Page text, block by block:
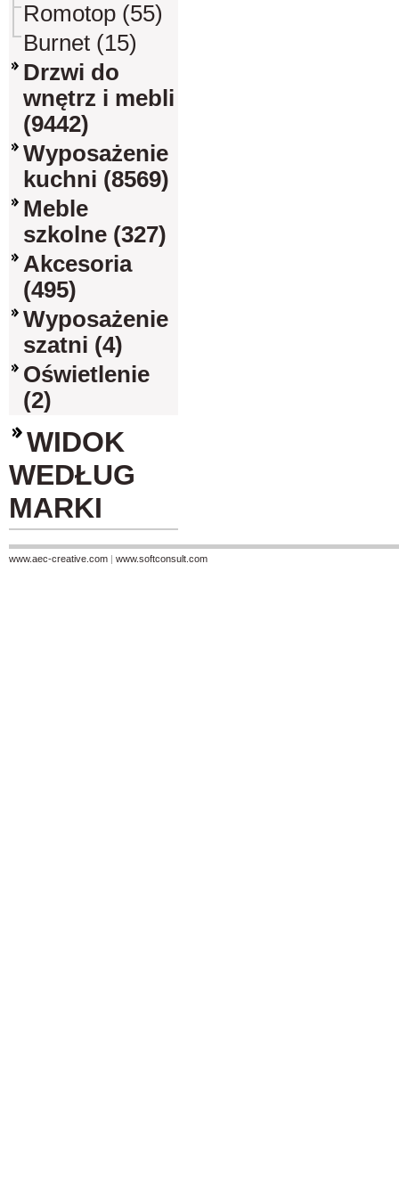
Romotop (55)
Burnet (15)
Drzwi do
wnętrz i mebli
(9442)
Wyposażenie
kuchni (8569)
Meble
szkolne (327)
Akcesoria
(495)
Wyposażenie
szatni (4)
Oświetlenie
(2)
WIDOK
WEDŁUG
MARKI
www.aec-creative.com | www.softconsult.com